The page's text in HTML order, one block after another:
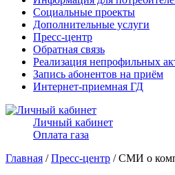
Социальные проекты
Дополнительные услуги
Пресс-центр
Обратная связь
Реализация непрофильных
Запись абонентов на приём
Интернет-приемная ГД
Личный кабинет
Оплата газа
Главная /Пресс-центр / СМИ о